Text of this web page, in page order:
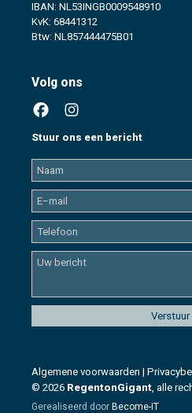
IBAN: NL53INGB0009548910
KvK: 68441312
Btw: NL857444475B01
Volg ons
Stuur ons een bericht
Algemene voorwaarden |
© 2026 RegentonGigant, alle
Gerealiseerd door Become-IT